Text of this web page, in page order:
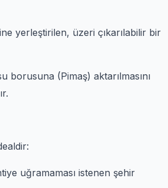
yerleştirilen, üzeri çıkarılabilir bir
borusuna (Pimaş) aktarılmasını
uğramaması istenen şehir